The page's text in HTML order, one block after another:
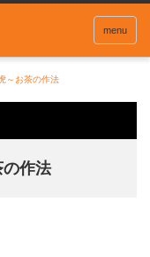
menu
～お茶の作法
作法